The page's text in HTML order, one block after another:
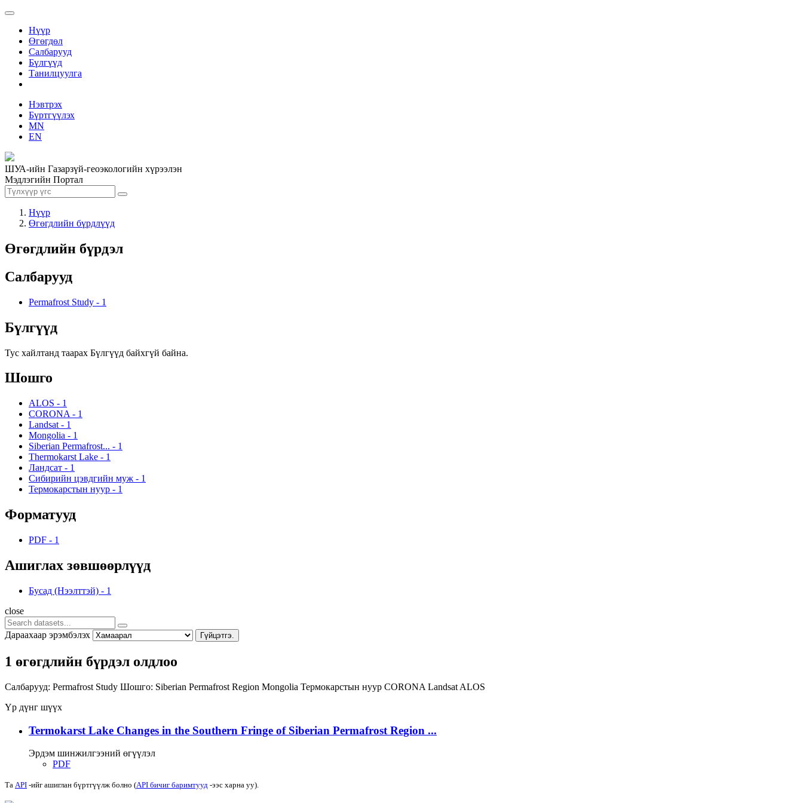
Нүүр
Өгөгдөл
Салбарууд
Бүлгүүд
Танилцуулга
Нэвтрэх
Бүртгүүлэх
MN
EN
ШУА-ийн Газарзүй-геоэкологийн хүрээлэн
Мэдлэгийн Портал
Нүүр
Өгөгдлийн бүрдлүүд
Өгөгдлийн бүрдэл
Салбарууд
Permafrost Study - 1
Бүлгүүд
Тус хайлтанд таарах Бүлгүүд байхгүй байна.
Шошго
ALOS - 1
CORONA - 1
Landsat - 1
Mongolia - 1
Siberian Permafrost... - 1
Thermokarst Lake - 1
Ландсат - 1
Сибирийн цэвдгийн муж - 1
Термокарстын нуур - 1
Форматууд
PDF - 1
Ашиглах зөвшөөрлүүд
Бусад (Нээлттэй) - 1
close
Дараахаар эрэмбэлэх Гүйцэтгэ.
1 өгөгдлийн бүрдэл олдлоо
Салбарууд: Permafrost Study Шошго: Siberian Permafrost Region Mongolia Термокарстын нуур CORONA Landsat ALOS
Үр дүнг шүүх
Termokarst Lake Changes in the Southern Fringe of Siberian Permafrost Region ...
Эрдэм шинжилгээний өгүүлэл
PDF
Та API -ийг ашиглан бүртгүүлж болно (API бичиг баримтууд -ээс харна уу).